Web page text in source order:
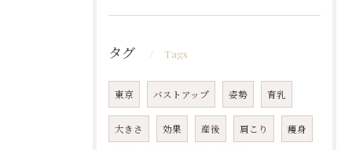
タグ Tags
東京 バストアップ 姿勢 育乳
大きさ 効果 産後 肩こり 痩身